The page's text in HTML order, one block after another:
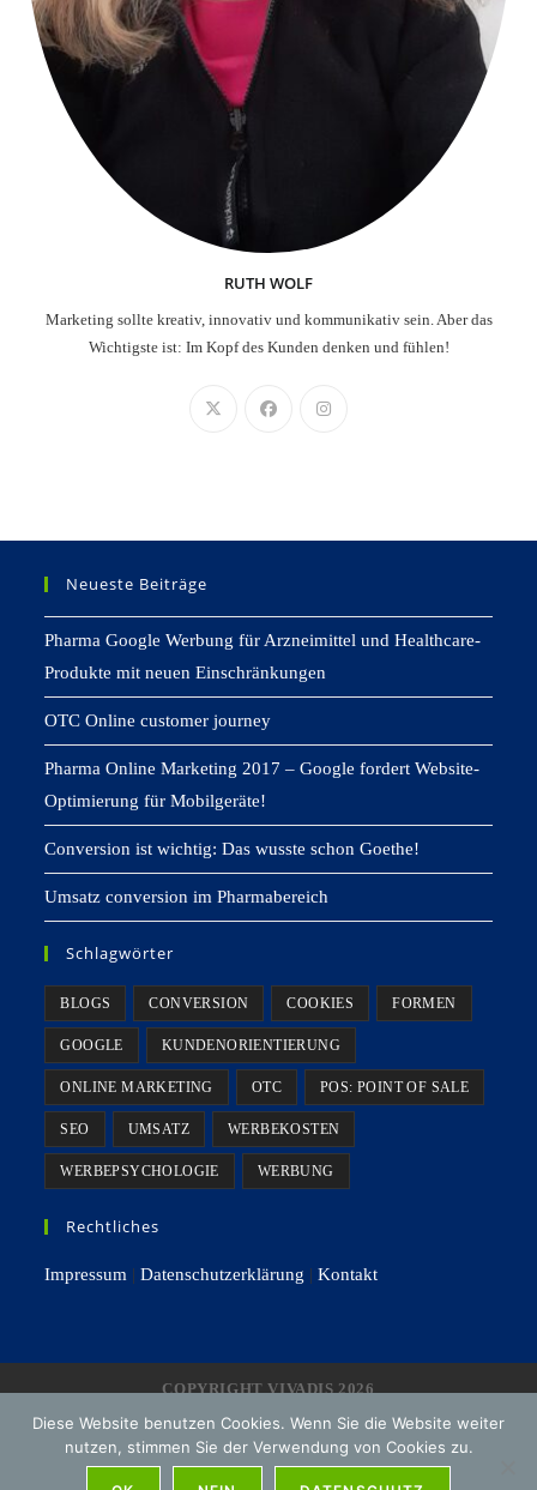
RUTH WOLF
Marketing sollte kreativ, innovativ und kommunikativ sein. Aber das
Wichtigste ist: Im Kopf des Kunden denken und fühlen!
Neueste Beiträge
Pharma Google Werbung für Arzneimittel und Healthcare-
Produkte mit neuen Einschränkungen
OTC Online customer journey
Pharma Online Marketing 2017 – Google fordert Website-
Optimierung für Mobilgeräte!
Conversion ist wichtig: Das wusste schon Goethe!
Umsatz conversion im Pharmabereich
Schlagwörter
BLOGS CONVERSION COOKIES FORMEN
GOOGLE KUNDENORIENTIERUNG
ONLINE MARKETING OTC POS: POINT OF SALE
SEO UMSATZ WERBEKOSTEN
WERBEPSYCHOLOGIE WERBUNG
Rechtliches
Impressum |Datenschutzerklärung |Kontakt
COPYRIGHT VIVADIS 2026
Diese Website benutzen Cookies. Wenn Sie die Website weiter
nutzen, stimmen Sie der Verwendung von Cookies zu.